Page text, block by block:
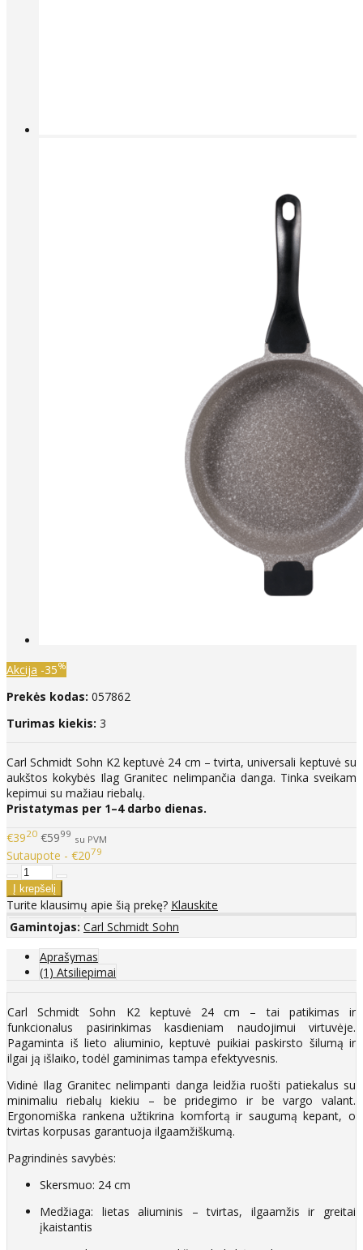
Akcija -35%
Prekės kodas: 057862
Turimas kiekis: 3
Carl Schmidt Sohn K2 keptuvė 24 cm – tvirta, universali keptuvė su
aukštos kokybės Ilag Granitec nelimpančia danga. Tinka sveikam
kepimui su mažiau riebalų.
Pristatymas per 1–4 darbo dienas.
€3920 €5999 su PVM
Sutaupote - €2079
Turite klausimų apie šią prekę? Klauskite
Gamintojas: Carl Schmidt Sohn
Aprašymas
(1) Atsiliepimai
Carl Schmidt Sohn K2 keptuvė 24 cm – tai patikimas ir
funkcionalus pasirinkimas kasdieniam naudojimui virtuvėje.
Pagaminta iš lieto aliuminio, keptuvė puikiai paskirsto šilumą ir
ilgai ją išlaiko, todėl gaminimas tampa efektyvesnis.
Vidinė Ilag Granitec nelimpanti danga leidžia ruošti patiekalus su
minimaliu riebalų kiekiu – be pridegimo ir be vargo valant.
Ergonomiška rankena užtikrina komfortą ir saugumą kepant, o
tvirtas korpusas garantuoja ilgaamžiškumą.
Pagrindinės savybės:
Skersmuo: 24 cm
Medžiaga: lietas aliuminis – tvirtas, ilgaamžis ir greitai
įkaistantis